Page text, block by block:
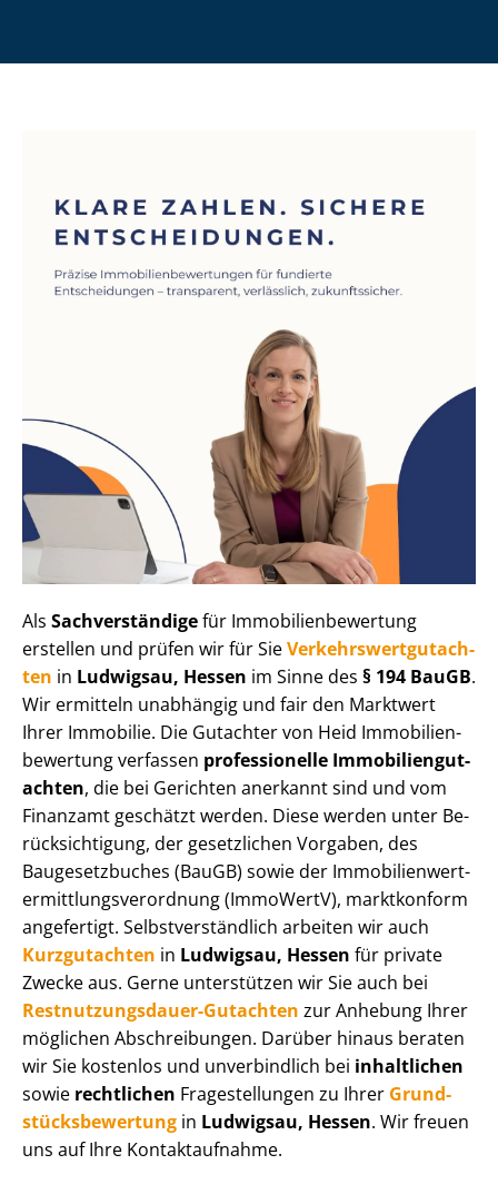
Als Sachverständigefür Im­mo­bi­li­en­be­wer­tung
erstellen und prüfen wir für SieVer­kehrs­wert­gut­ach­
ten in Ludwigsau, Hessen im Sinne des § 194 BauGB.
Wir ermitteln unabhängig und fair den Marktwert
Ihrer Immobilie. Die Gutachter von Heid Im­mo­bi­li­en­
be­wer­tung verfassen professionelle Im­mo­bi­li­en­gut­
ach­ten, die bei Gerichten anerkannt sind und vom
Finanzamt geschätzt werden. Diese werden unter Be­
rück­sich­ti­gung, der gesetzlichen Vorgaben, des
Baugesetzbuches (BauGB) sowie der Im­mo­bi­li­en­wert­
ermitt­lungs­ver­ord­nung (ImmoWertV), marktkonform
angefertigt. Selbst­ver­ständ­lich arbeiten wir auch
Kurzgutachten in Ludwigsau, Hessen für private
Zwecke aus. Gerne unterstützen wir Sie auch bei
Rest­nut­zungs­dau­er-Gutachten zur Anhebung Ihrer
möglichen Abschreibungen. Darüber hinaus beraten
wir Sie kostenlos und unverbindlich bei inhaltlichen
sowie rechtlichen Fragestellungen zu Ihrer Grund­
stücks­be­wer­tung in Ludwigsau, Hessen. Wir freuen
uns auf Ihre Kontaktaufnahme.